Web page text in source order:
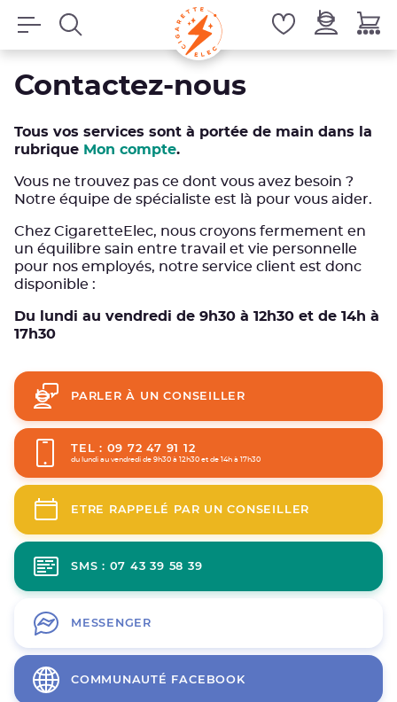
Contactez-nous
Tous vos services sont à portée de main dans la
rubrique Mon compte.
Vous ne trouvez pas ce dont vous avez besoin ?
Notre équipe de spécialiste est là pour vous aider.
Chez CigaretteElec, nous croyons fermement en
un équilibre sain entre travail et vie personnelle
pour nos employés, notre service client est donc
disponible :
Du lundi au vendredi de 9h30 à 12h30 et de 14h à
17h30
PARLER À UN CONSEILLER
TEL : 09 72 47 91 12
du lundi au vendredi de 9h30 à 12h30 et de 14h à 17h30
ETRE RAPPELÉ PAR UN CONSEILLER
SMS : 07 43 39 58 39
MESSENGER
COMMUNAUTÉ FACEBOOK